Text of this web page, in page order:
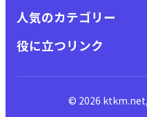
人気のカテゴリー
役に立つリンク
© 2026